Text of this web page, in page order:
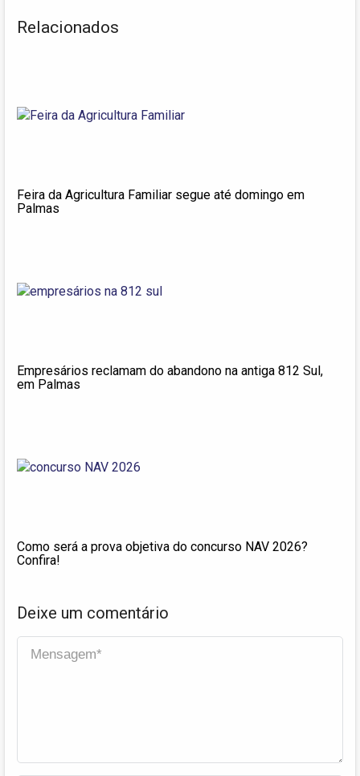
Relacionados
Feira da Agricultura Familiar segue até domingo em
Palmas
Empresários reclamam do abandono na antiga 812 Sul,
em Palmas
Como será a prova objetiva do concurso NAV 2026?
Confira!
Deixe um comentário